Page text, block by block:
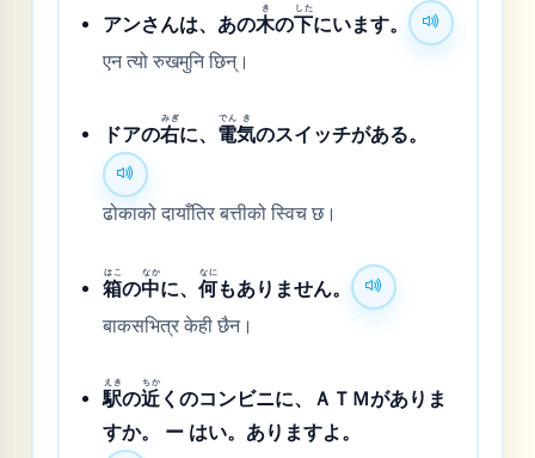
アンさんは、あの木
き
の下
した
にいます。
एन त्यो रुखमुनि छिन्।
ドアの右
みぎ
に、 電
でん
気
き
のスイッチがある。
ढोकाको दायाँतिर बत्तीको स्विच छ।
箱
はこ
の中
なか
に、何
なに
もありません。
बाकसभित्र केही छैन।
駅
えき
の近
ちか
くのコンビニに、ＡＴＭがありま
すか。 ー はい。ありますよ。